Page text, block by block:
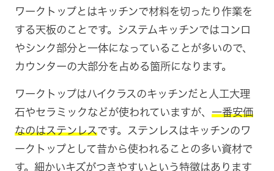
ワークトップとはキッチンで材料を切ったり作業を
する天板のことです。システムキッチンではコンロ
やシンク部分と一体になっていることが多いので、
カウンターの大部分を占める箇所になります。
ワークトップはハイクラスのキッチンだと人工大理
石やセラミックなどが使われていますが、 一番安価
なのはステンレスです。ステンレスはキッチンのワ
ークトップとして昔から使われることの多い資材で
す。細かいキズがつきやすいという特徴はあります